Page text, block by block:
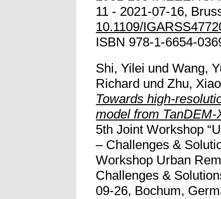
11 - 2021-07-16,
10.1109/
ISBN 978-1-6654-
Shi, Yilei undWang,
Richard undZhu,
Towards high-
model from TanDEM-
5th Joint Workshop
– Challenges &
Workshop Urban
Challenges &
09-26, Bochum,